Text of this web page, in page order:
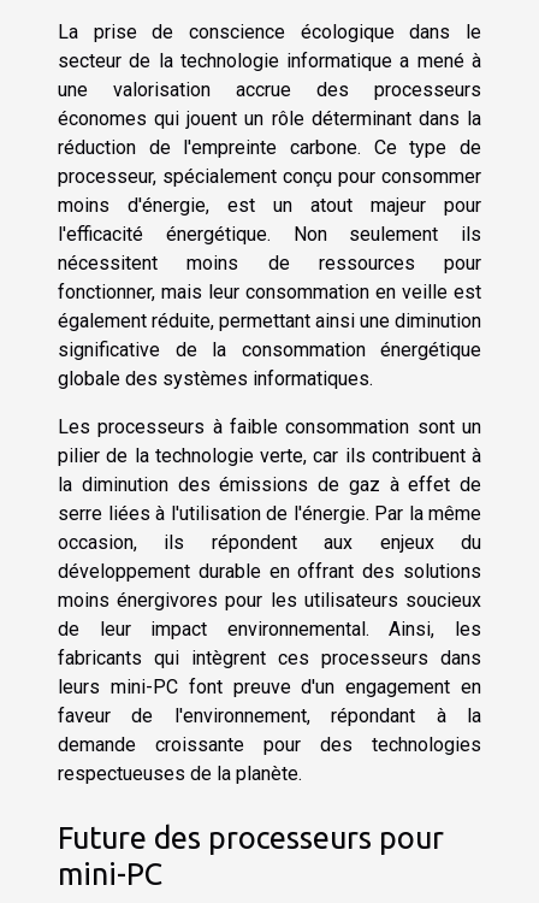
La prise de conscience écologique dans le
secteur de la technologie informatique a mené à
une valorisation accrue des processeurs
économes qui jouent un rôle déterminant dans la
réduction de l'empreinte carbone. Ce type de
processeur, spécialement conçu pour consommer
moins d'énergie, est un atout majeur pour
l'efficacité énergétique. Non seulement ils
nécessitent moins de ressources pour
fonctionner, mais leur consommation en veille est
également réduite, permettant ainsi une diminution
significative de la consommation énergétique
globale des systèmes informatiques.
Les processeurs à faible consommation sont un
pilier de la technologie verte, car ils contribuent à
la diminution des émissions de gaz à effet de
serre liées à l'utilisation de l'énergie. Par la même
occasion, ils répondent aux enjeux du
développement durable en offrant des solutions
moins énergivores pour les utilisateurs soucieux
de leur impact environnemental. Ainsi, les
fabricants qui intègrent ces processeurs dans
leurs mini-PC font preuve d'un engagement en
faveur de l'environnement, répondant à la
demande croissante pour des technologies
respectueuses de la planète.
Future des processeurs pour
mini-PC